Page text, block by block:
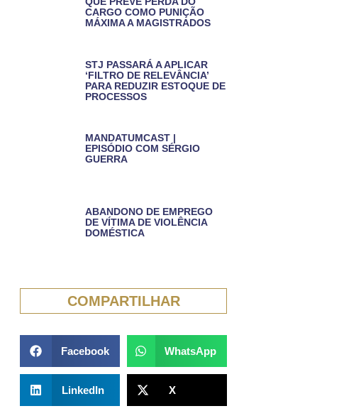
CARGO COMO PUNIÇÃO
MÁXIMA A MAGISTRADOS
STJ PASSARÁ A APLICAR
‘FILTRO DE RELEVÂNCIA’
PARA REDUZIR ESTOQUE DE
PROCESSOS
MANDATUMCAST |
EPISÓDIO COM SÉRGIO
GUERRA
ABANDONO DE EMPREGO
DE VÍTIMA DE VIOLÊNCIA
DOMÉSTICA
COMPARTILHAR
Facebook WhatsApp
LinkedIn X